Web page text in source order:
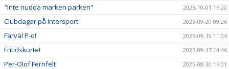
"Inte nudda marken parken" 2025-10-01 16:20
Clubdagar på Intersport 2025-09-20 09:26
Farväl P-o! 2025-09-19 11:04
Fritidskortet 2025-09-17 14:46
Per-Olof Fernfelt 2025-08-30 16:01